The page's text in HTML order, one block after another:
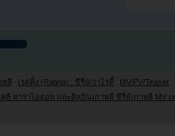
หลี เรตติ้ง (Rating) : ซีรี่ย์/วาไรตี้
MV/PV/Teaser
หลี ดาราไอดอล และศิลปินเกาหลี ซีรี่ย์เกาหลี MV